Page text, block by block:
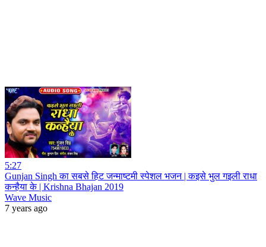
5:27
Gunjan Singh का सबसे हिट जन्माष्टमी स्पेशल भजन | कइसे भुल गइली राधा
कन्हैया के | Krishna Bhajan 2019
Wave Music
7 years ago